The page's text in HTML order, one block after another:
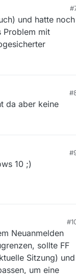
und hatte noch
Problem mit
da aber keine
10 ;)
Neuanmelden
sollte FF
Sitzung) und
um eine